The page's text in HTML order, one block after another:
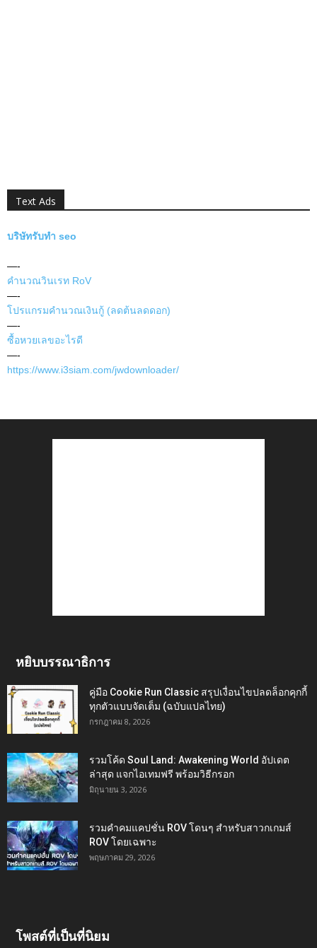
Text Ads
บริษัทรับทำ seo
—-
คำนวณวินเรท RoV
—-
โปรแกรมคำนวณเงินกู้ (ลดต้นลดดอก)
—-
ซื้อหวยเลขอะไรดี
—-
https://www.i3siam.com/jwdownloader/
หยิบบรรณาธิการ
คู่มือ Cookie Run Classic สรุปเงื่อนไขปลดล็อกคุกกี้
ทุกตัวแบบจัดเต็ม (ฉบับแปลไทย)
กรกฎาคม 8, 2026
รวมโค้ด Soul Land: Awakening World อัปเดต
ล่าสุด แจกไอเทมฟรี พร้อมวิธีกรอก
มิถุนายน 3, 2026
รวมคำคมแคปชั่น ROV โดนๆ สำหรับสาวกเกมส์
ROV โดยเฉพาะ
พฤษภาคม 29, 2026
โพสต์ที่เป็นที่นิยม